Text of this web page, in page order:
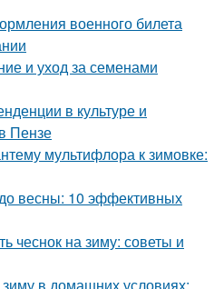
военного билета
и уход за семенами
в культуре и
Пензе
мультифлора к зимовке:
весны: 10 эффективных
чеснок на зиму: советы и
зиму в домашних условиях: